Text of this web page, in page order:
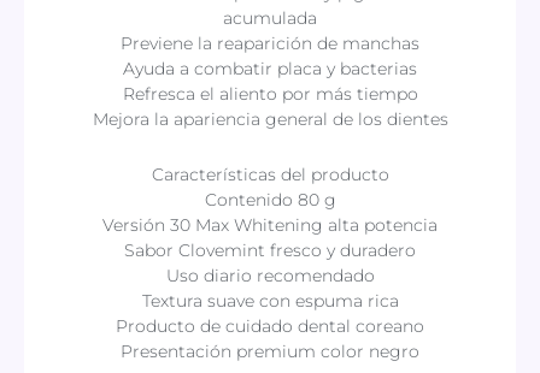
acumulada
Previene la reaparición de manchas
Ayuda a combatir placa y bacterias
Refresca el aliento por más tiempo
Mejora la apariencia general de los dientes
Características del producto
Contenido 80 g
Versión 30 Max Whitening alta potencia
Sabor Clovemint fresco y duradero
Uso diario recomendado
Textura suave con espuma rica
Producto de cuidado dental coreano
Presentación premium color negro